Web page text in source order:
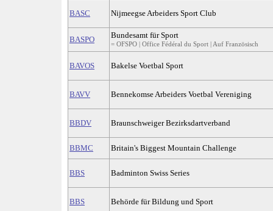
BASC Nijmeegse Arbeiders Sport Club
BASPO Bundesamt für Sport
= OFSPO | Office Fédéral du Sport | Auf Französisch
BAVOS Bakelse Voetbal Sport
BAVV Bennekomse Arbeiders Voetbal Vereniging
BBDV Braunschweiger Bezirksdartverband
BBMC Britain's Biggest Mountain Challenge
BBS Badminton Swiss Series
BBS Behörde für Bildung und Sport